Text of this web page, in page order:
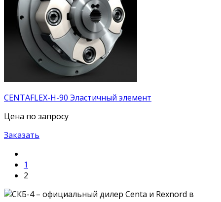
CENTAFLEX-H-90 Эластичный элемент
Цена по запросу
Заказать
1
2